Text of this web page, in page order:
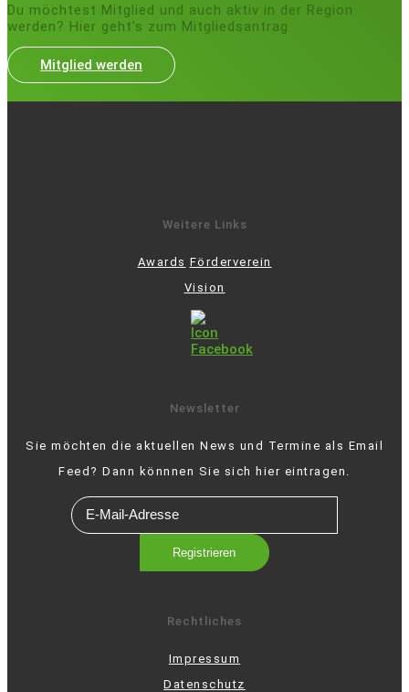
Du möchtest Mitglied und auch aktiv in der Region
werden? Hier geht's zum Mitgliedsantrag
Mitglied werden
Weitere Links
Awards Förderverein
Vision
Newsletter
Sie möchten die aktuellen News und Termine als Email
Feed? Dann könnnen Sie sich hier eintragen.
Rechtliches
Impressum
Datenschutz